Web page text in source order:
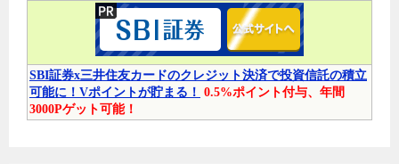
SBI証券x三井住友カードのクレジット決済で投資信託の積立
可能に！Vポイントが貯まる！ 0.5%ポイント付与、年間
3000Pゲット可能！